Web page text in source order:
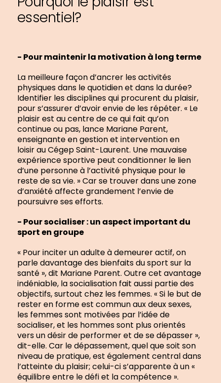
essentiel?
- Pour maintenir la motivation à long terme
La meilleure façon d’ancrer les activités
physiques dans le quotidien et dans la durée?
Identifier les disciplines qui procurent du plaisir,
pour s’assurer d’avoir envie de les répéter. « Le
plaisir est au centre de ce qui fait qu’on
continue ou pas, lance Mariane Parent,
enseignante en gestion et intervention en
loisir au Cégep Saint-Laurent. Une mauvaise
expérience sportive peut conditionner le lien
d’une personne à l’activité physique pour le
reste de sa vie. » Car se trouver dans une zone
d’anxiété affecte grandement l’envie de
poursuivre ses efforts.
- Pour socialiser : un aspect important du
sport en groupe
« Pour inciter un adulte à demeurer actif, on
parle davantage des bienfaits du sport sur la
santé », dit Mariane Parent. Outre cet avantage
indéniable, la socialisation fait aussi partie des
objectifs, surtout chez les femmes. « Si le but de
rester en forme est commun aux deux sexes,
les femmes sont motivées par l’idée de
socialiser, et les hommes sont plus orientés
vers un désir de performer et de se dépasser »,
dit-elle. Car le dépassement, quel que soit son
niveau de pratique, est également central dans
l’atteinte du plaisir; celui-ci s’apparente à un «
équilibre entre le défi et la compétence ».